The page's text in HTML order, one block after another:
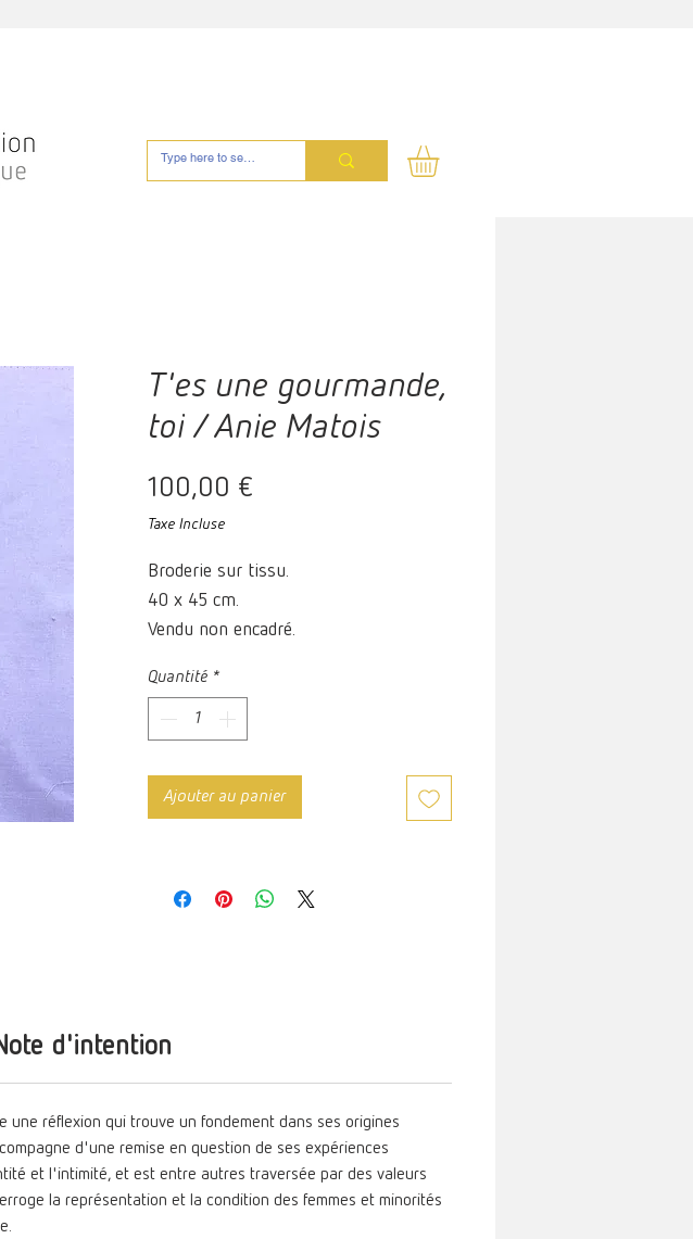
T'es une gourmande,
toi / Anie Matois
100,00 €
Taxe Incluse
Broderie sur tissu.
40 x 45 cm.
Vendu non encadré.
Quantité *
Ajouter au panier
d'intention
une réflexion qui trouve un fondement dans ses origines
d'une remise en question de ses expériences
et l'intimité, et est entre autres traversée par des valeurs
la représentation et la condition des femmes et minorités